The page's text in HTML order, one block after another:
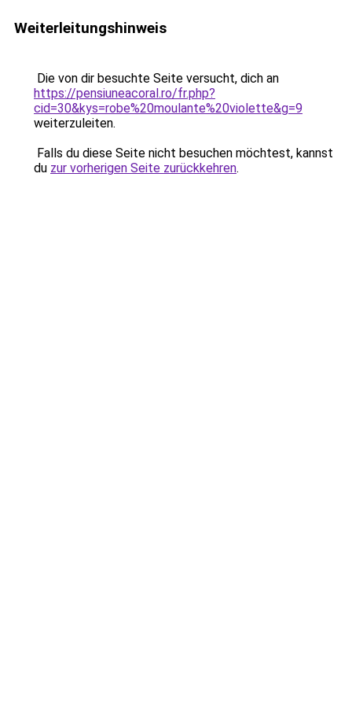
Weiterleitungshinweis
Die von dir besuchte Seite versucht, dich an
https://pensiuneacoral.ro/fr.php?
cid=30&kys=robe%20moulante%20violette&g=9
weiterzuleiten.
Falls du diese Seite nicht besuchen möchtest, kannst
du zur vorherigen Seite zurückkehren.